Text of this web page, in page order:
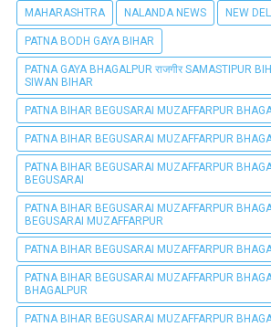
MAHARASHTRA NALANDA NEWS NEW
PATNA BODH GAYA BIHAR
PATNA GAYA BHAGALPUR राजगीर SAMASTIPUR
SIWAN BIHAR
PATNA BIHAR BEGUSARAI MUZAFFARPUR
PATNA BIHAR BEGUSARAI MUZAFFARPUR
PATNA BIHAR BEGUSARAI MUZAFFARPUR
BEGUSARAI
PATNA BIHAR BEGUSARAI MUZAFFARPUR
BEGUSARAI MUZAFFARPUR
PATNA BIHAR BEGUSARAI MUZAFFARPUR
PATNA BIHAR BEGUSARAI MUZAFFARPUR
BHAGALPUR
PATNA BIHAR BEGUSARAI MUZAFFARPUR